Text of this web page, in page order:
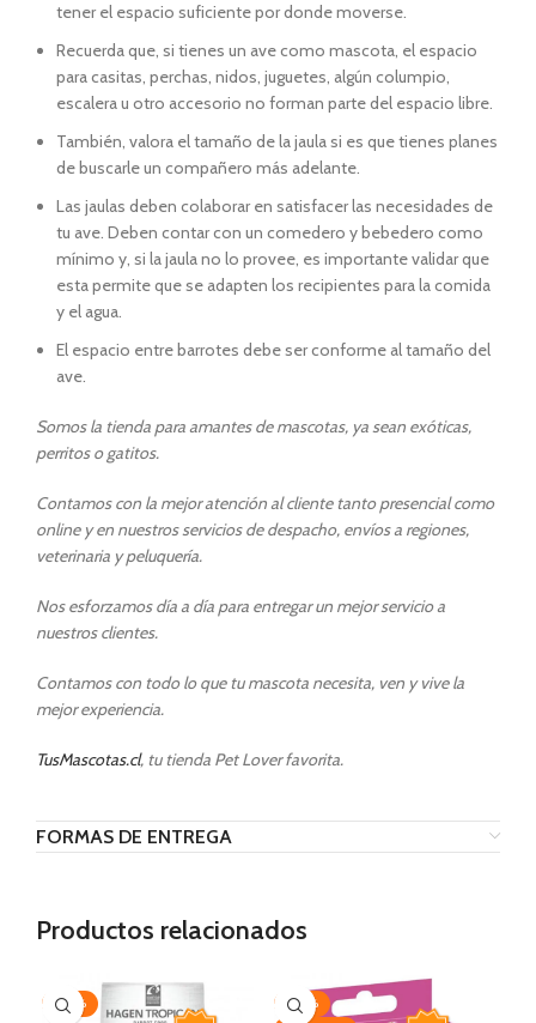
tener el espacio suficiente por donde moverse.
Recuerda que, si tienes un ave como mascota, el espacio
para casitas, perchas, nidos, juguetes, algún columpio,
escalera u otro accesorio no forman parte del espacio libre.
También, valora el tamaño de la jaula si es que tienes planes
de buscarle un compañero más adelante.
Las jaulas deben colaborar en satisfacer las necesidades de
tu ave. Deben contar con un comedero y bebedero como
mínimo y, si la jaula no lo provee, es importante validar que
esta permite que se adapten los recipientes para la comida
y el agua.
El espacio entre barrotes debe ser conforme al tamaño del
ave.
Somos la tienda para amantes de mascotas, ya sean exóticas,
perritos o gatitos.
Contamos con la mejor atención al cliente tanto presencial como
online y en nuestros servicios de despacho, envíos a regiones,
veterinaria y peluquería.
Nos esforzamos día a día para entregar un mejor servicio a
nuestros clientes.
Contamos con todo lo que tu mascota necesita, ven y vive la
mejor experiencia.
TusMascotas.cl, tu tienda Pet Lover favorita.
FORMAS DE ENTREGA
Productos relacionados
-20%
-30%